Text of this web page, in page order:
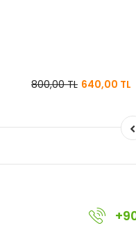
800,00 TL 640,00 TL